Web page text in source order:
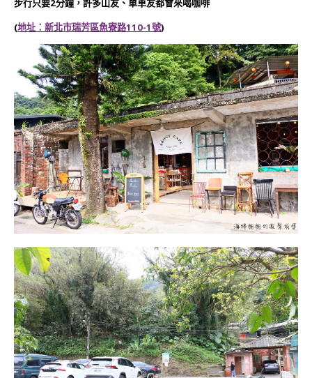
(地址：新北市瑞芳區魚寮路110-1號)